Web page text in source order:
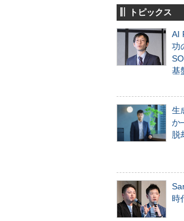
トピックス
AI
功
基
生
か
脱
時